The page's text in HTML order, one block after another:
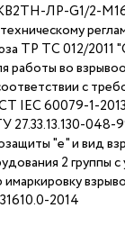
ЛР-G1/2-
ТР ТС 012/2011
работы во
с
IEC 60079-1-
27.33.13.130-048-
"е" и вид
2 группы с
2014